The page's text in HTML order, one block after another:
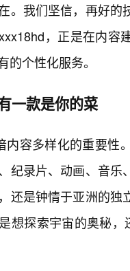
。我们坚信，再好
，正是在内容
的个性化服务。
一款是你的菜
内容多样化的重要性
纪录片、动画、音
还是钟情于亚洲的
想探索宇宙的奥秘